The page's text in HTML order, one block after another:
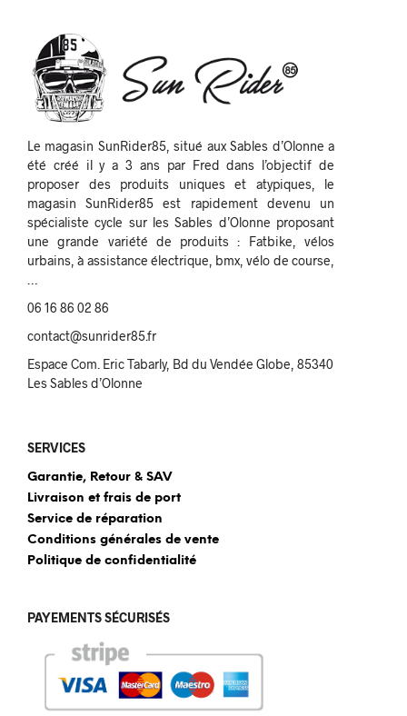
Le magasin SunRider85, situé aux Sables d’Olonne a
été créé il y a 3 ans par Fred dans l’objectif de
proposer des produits uniques et atypiques, le
magasin SunRider85 est rapidement devenu un
spécialiste cycle sur les Sables d’Olonne proposant
une grande variété de produits : Fatbike, vélos
urbains, à assistance électrique, bmx, vélo de course,
06 16 86 02 86
contact@sunrider85.fr
Espace Com. Eric Tabarly, Bd du Vendée Globe, 85340
Les Sables d’Olonne
SERVICES
Garantie, Retour & SAV
Livraison et frais de port
Service de réparation
Conditions générales de vente
Politique de confidentialité
PAYEMENTS SÉCURISÉS